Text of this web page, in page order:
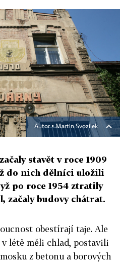
Autor ▪Martin Svozílek
stavět v roce 1909
do nich dělníci uložili
po roce 1954 ztratily
začaly budovy chátrat.
obestírají taje. Ale
létě měli chlad, postavili
z betonu a borových